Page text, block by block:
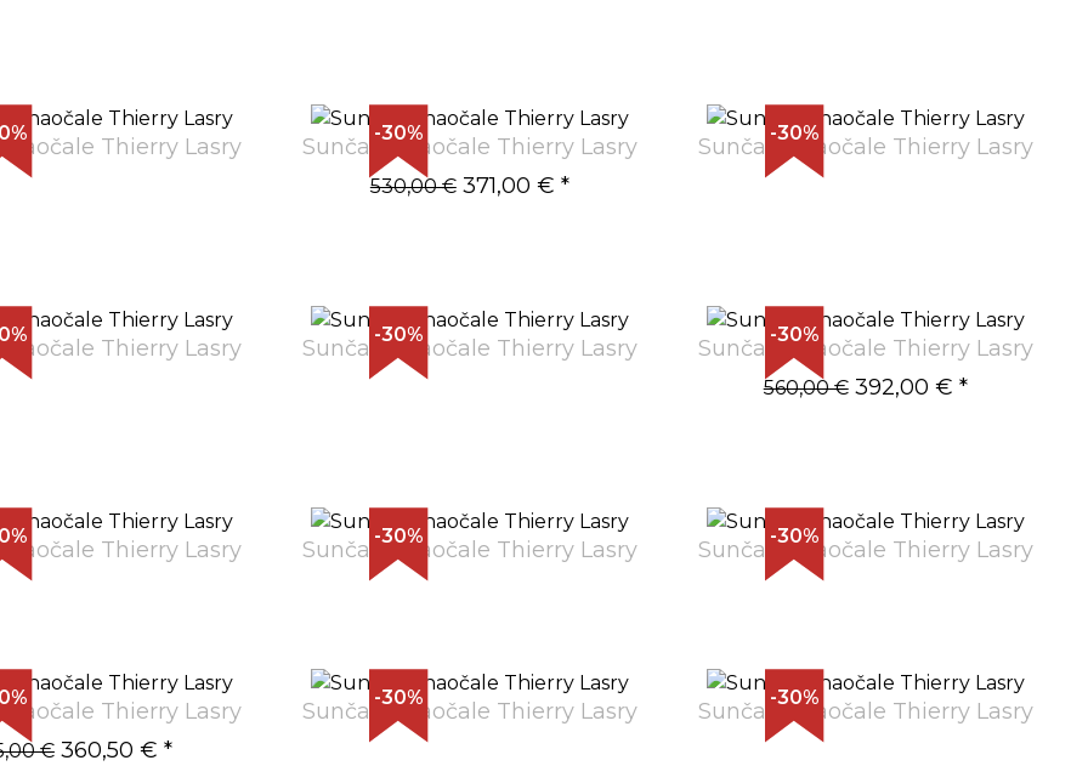
naočale Thierry Lasry
-30%
Sunčane naočale Thierry Lasry
530,00 €371,00 € *
-30%
Sunčane naočale Thierry Lasry
naočale Thierry Lasry
-30%
Sunčane naočale Thierry Lasry
-30%
Sunčane naočale Thierry Lasry
560,00 €392,00 € *
naočale Thierry Lasry
-30%
Sunčane naočale Thierry Lasry
-30%
Sunčane naočale Thierry Lasry
naočale Thierry Lasry
€360,50 € *
-30%
Sunčane naočale Thierry Lasry
-30%
Sunčane naočale Thierry Lasry